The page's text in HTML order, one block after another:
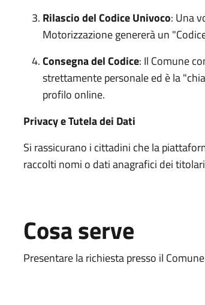
Rilascio del Codice Univoco: Una
Motorizzazione genererà un
Consegna del Codice: Il Comune
strettamente personale ed è la
profilo online.
Privacy e Tutela dei Dati
Si rassicurano i cittadini che la
raccolti nomi o dati anagrafici dei
Cosa serve
Presentare la richiesta presso il